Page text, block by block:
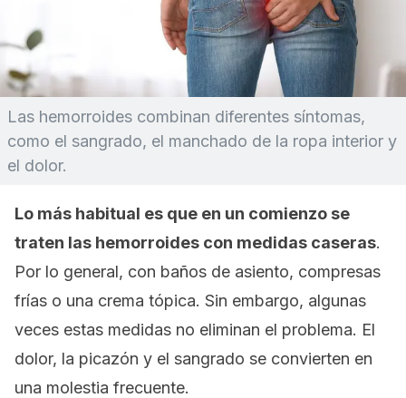
Las hemorroides combinan diferentes síntomas,
como el sangrado, el manchado de la ropa interior y
el dolor.
Lo más habitual es que en un comienzo se
traten las hemorroides con medidas caseras.
Por lo general, con baños de asiento, compresas
frías o una crema tópica. Sin embargo, algunas
veces estas medidas no eliminan el problema. El
dolor, la picazón y el sangrado se convierten en
una molestia frecuente.